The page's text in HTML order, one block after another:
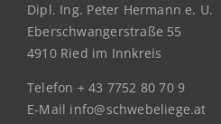
Dipl. Ing. Peter Hermann e. U.
Eberschwangerstraße 55
4910 Ried im Innkreis
Telefon + 43 7752 80 70 9
E-Mail info@schwebeliege.at